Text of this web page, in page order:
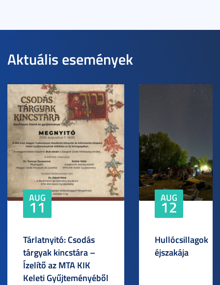
Aktuális események
AUG
11
Tárlatnyitó: Csodás
tárgyak kincstára –
Ízelítő az MTA KIK
Keleti Gyűjteményéből
AUG
12
Hullócsillagok
éjszakája